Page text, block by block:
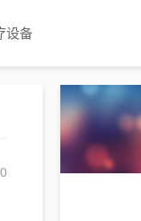
设备
0